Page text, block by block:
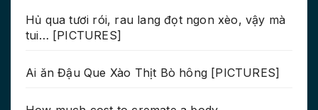
Hủ qua tươi rói, rau lang đọt ngon xèo, vậy mà
tui… [PICTURES]
Ai ăn Đậu Que Xào Thịt Bò hông [PICTURES]